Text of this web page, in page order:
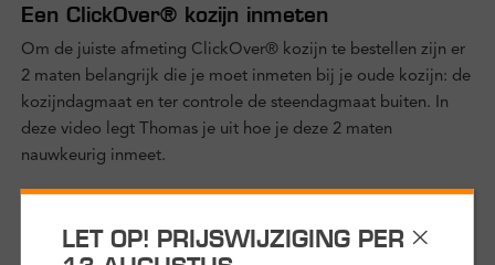
Een ClickOver® kozijn inmeten
Om de juiste afmeting ClickOver® kozijn te bestellen zijn er
2 maten belangrijk die je moet inmeten bij je oude kozijn: de
kozijndagmaat en ter controle de steendagmaat buiten. In
deze video legt Thomas je uit hoe je deze 2 maten
nauwkeurig inmeet.
LET OP! PRIJSWIJZIGING PER